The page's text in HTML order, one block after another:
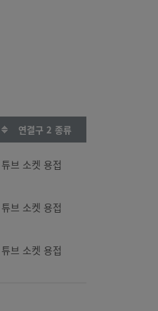
연결구 2 종류
튜브 소켓 용접
튜브 소켓 용접
튜브 소켓 용접